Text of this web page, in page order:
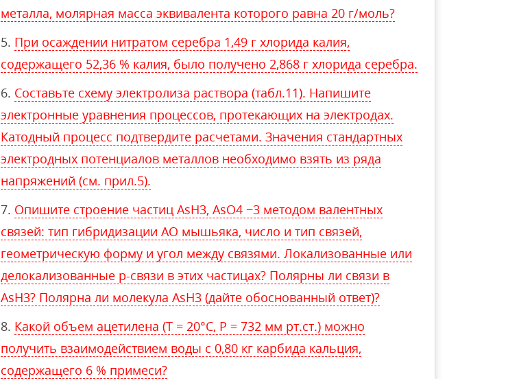
металла, молярная масса эквивалента которого равна 20 г/моль?
При осаждении нитратом серебра 1,49 г хлорида калия,
содержащего 52,36 % калия, было получено 2,868 г хлорида серебра.
Составьте схему электролиза раствора (табл.11). Напишите
электронные уравнения процессов, протекающих на электродах.
Катодный процесс подтвердите расчетами. Значения стандартных
электродных потенциалов металлов необходимо взять из ряда
напряжений (см. прил.5).
Опишите строение частиц AsН3, AsO4 −3 методом валентных
связей: тип гибридизации АО мышьяка, число и тип связей,
геометрическую форму и угол между связями. Локализованные или
делокализованные p-связи в этих частицах? Полярны ли связи в
AsН3? Полярна ли молекула AsН3 (дайте обоснованный ответ)?
Какой объем ацетилена (T = 20°C, P = 732 мм рт.ст.) можно
получить взаимодействием воды с 0,80 кг карбида кальция,
содержащего 6 % примеси?